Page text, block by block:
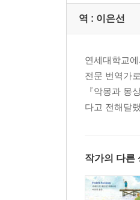
역 : 이은선
연세대학교
전문 번역가
『악몽과 몽
다고 전해달
작가의 다른